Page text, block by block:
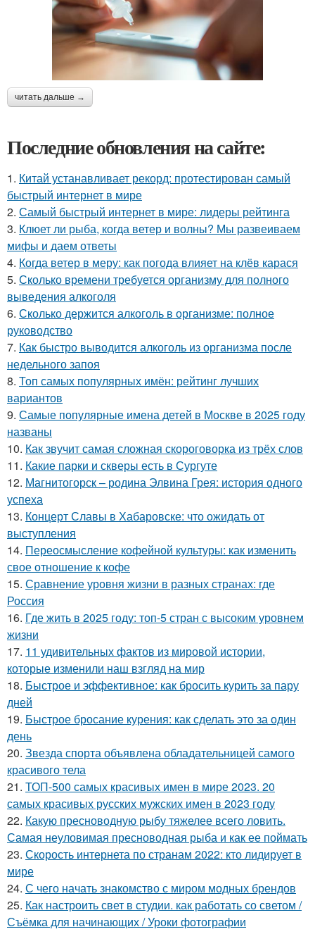
читать дальше →
Последние обновления на сайте:
1. Китай устанавливает рекорд: протестирован самый
быстрый интернет в мире
2. Самый быстрый интернет в мире: лидеры рейтинга
3. Клюет ли рыба, когда ветер и волны? Мы развеиваем
мифы и даем ответы
4. Когда ветер в меру: как погода влияет на клёв карася
5. Сколько времени требуется организму для полного
выведения алкоголя
6. Сколько держится алкоголь в организме: полное
руководство
7. Как быстро выводится алкоголь из организма после
недельного запоя
8. Топ самых популярных имён: рейтинг лучших
вариантов
9. Самые популярные имена детей в Москве в 2025 году
названы
10. Как звучит самая сложная скороговорка из трёх слов
11. Какие парки и скверы есть в Сургуте
12. Магнитогорск – родина Элвина Грея: история одного
успеха
13. Концерт Славы в Хабаровске: что ожидать от
выступления
14. Переосмысление кофейной культуры: как изменить
свое отношение к кофе
15. Сравнение уровня жизни в разных странах: где
Россия
16. Где жить в 2025 году: топ-5 стран с высоким уровнем
жизни
17. 11 удивительных фактов из мировой истории,
которые изменили наш взгляд на мир
18. Быстрое и эффективное: как бросить курить за пару
дней
19. Быстрое бросание курения: как сделать это за один
день
20. Звезда спорта объявлена обладательницей самого
красивого тела
21. ТОП-500 самых красивых имен в мире 2023. 20
самых красивых русских мужских имен в 2023 году
22. Какую пресноводную рыбу тяжелее всего ловить.
Самая неуловимая пресноводная рыба и как ее поймать
23. Скорость интернета по странам 2022: кто лидирует в
мире
24. С чего начать знакомство с миром модных брендов
25. Как настроить свет в студии. как работать со светом /
Съёмка для начинающих / Уроки фотографии